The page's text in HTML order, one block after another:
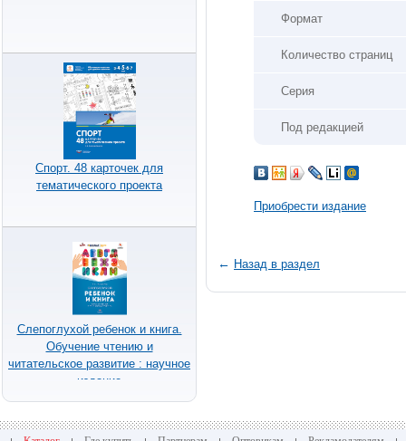
Спорт. 48 карточек для
тематического проекта
Слепоглухой ребенок и книга.
Обучение чтению и
читательское развитие : научное
издание
Формат
Количество страниц
Серия
Под редакцией
Приобрести издание
← Назад в раздел